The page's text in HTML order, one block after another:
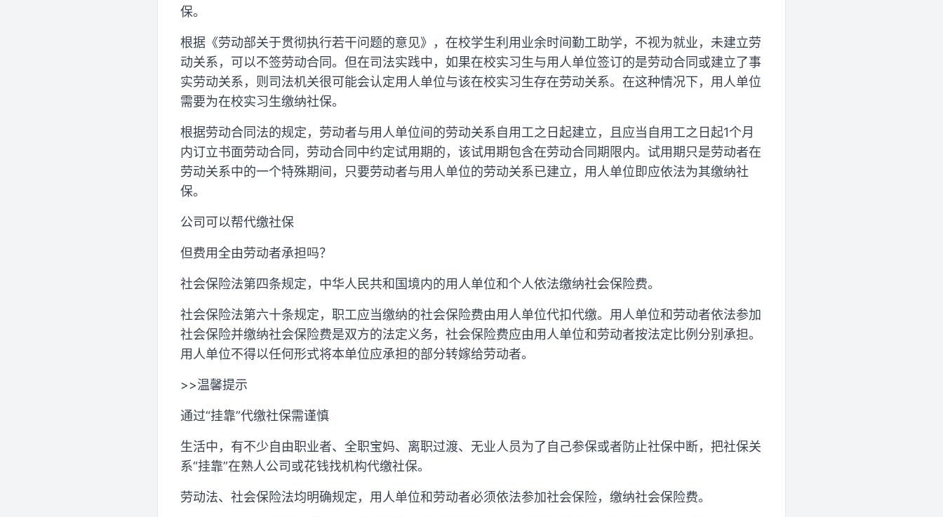
保。
根据《劳动部关于贯彻执行若干问题的意见》，在校学生利用业余时间勤工助学，不视为就业，未建立劳
动关系，可以不签劳动合同。但在司法实践中，如果在校实习生与用人单位签订的是劳动合同或建立了事
实劳动关系，则司法机关很可能会认定用人单位与该在校实习生存在劳动关系。在这种情况下，用人单位
需要为在校实习生缴纳社保。
根据劳动合同法的规定，劳动者与用人单位间的劳动关系自用工之日起建立，且应当自用工之日起1个月
内订立书面劳动合同，劳动合同中约定试用期的，该试用期包含在劳动合同期限内。试用期只是劳动者在
劳动关系中的一个特殊期间，只要劳动者与用人单位的劳动关系已建立，用人单位即应依法为其缴纳社
保。
公司可以帮代缴社保
但费用全由劳动者承担吗？
社会保险法第四条规定，中华人民共和国境内的用人单位和个人依法缴纳社会保险费。
社会保险法第六十条规定，职工应当缴纳的社会保险费由用人单位代扣代缴。用人单位和劳动者依法参加
社会保险并缴纳社会保险费是双方的法定义务，社会保险费应由用人单位和劳动者按法定比例分别承担。
用人单位不得以任何形式将本单位应承担的部分转嫁给劳动者。
>>温馨提示
通过“挂靠”代缴社保需谨慎
生活中，有不少自由职业者、全职宝妈、离职过渡、无业人员为了自己参保或者防止社保中断，把社保关
系“挂靠”在熟人公司或花钱找机构代缴社保。
劳动法、社会保险法均明确规定，用人单位和劳动者必须依法参加社会保险，缴纳社会保险费。